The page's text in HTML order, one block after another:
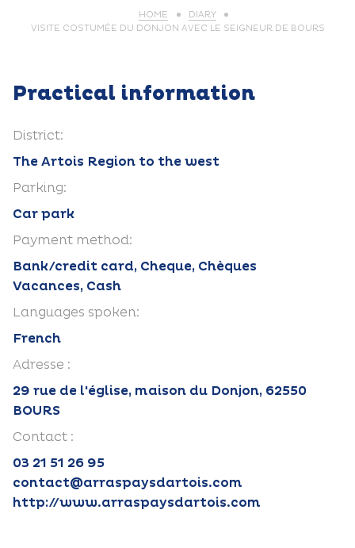
HOME
DIARY
VISITE COSTUMÉE DU DONJON AVEC LE SEIGNEUR DE BOURS
Practical information
District:
The Artois Region to the west
Parking:
Car park
Payment method:
Bank/credit card, Cheque, Chèques
Vacances, Cash
Languages spoken:
French
Adresse :
29 rue de l'église, maison du Donjon, 62550
BOURS
Contact :
03 21 51 26 95
contact@arraspaysdartois.com
http://www.arraspaysdartois.com